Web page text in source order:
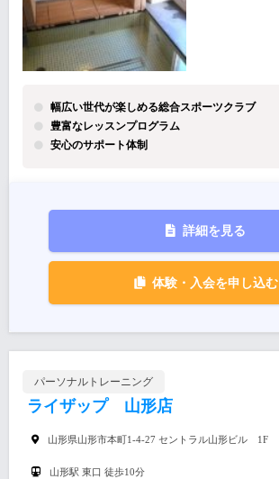
幅広い世代が楽しめる総合スポーツクラブ
豊富なレッスンプログラム
安心のサポート体制
詳細を見る
体験・入会を申し込む
パーソナルトレーニング
ライザップ 山形店
山形県山形市本町1-4-27 セントラル山形ビル 1F
山形駅 東口 徒歩10分